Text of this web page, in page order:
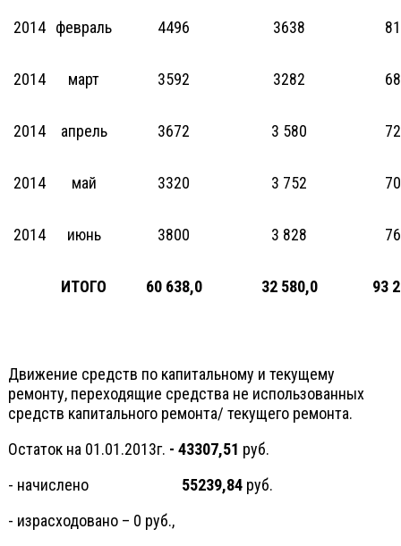
2014 февраль 4496 3638
2014 март 3592 3282
2014 апрель 3672 3 580
2014 май 3320 3 752
2014 июнь 3800 3 828
ИТОГО 60 638,0 32 580,0 93
Движение средств по капитальному и текущему
ремонту, переходящие средства не использованных
средств капитального ремонта/ текущего ремонта.
Остаток на 01.01.2013г. - 43307,51 руб.
- начислено 55239,84руб.
- израсходовано – 0 руб.,